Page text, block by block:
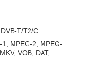
DVB-T/T2/C
1, MPEG-2, MPEG-
VOB, DAT,